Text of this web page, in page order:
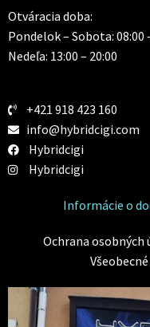
Otváracia doba:
Pondelok – Sobota: 08:00
Nedeľa: 13:00 – 20:00
+421 918 423 160
info@hybridcigi.com
Hybridcigi
Hybridcigi
Informácie o
Ochrana osobných